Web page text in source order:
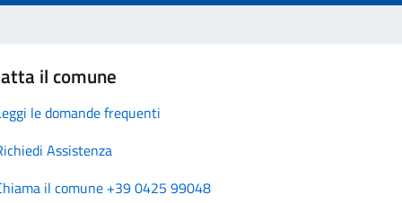
il comune
le domande frequenti
Assistenza
il comune +39 0425 99048